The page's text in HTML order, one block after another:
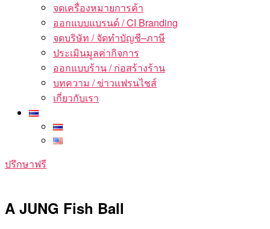
จดเครื่องหมายการค้า
ออกแบบแบรนด์ / CI Branding
จดบริษัท / จัดทำบัญชี–ภาษี
ประเมินมูลค่ากิจการ
ออกแบบร้าน / ก่อสร้างร้าน
บทความ / ข่าวแฟรนไชส์
เกี่ยวกับเรา
ปรึกษาฟรี
A JUNG Fish Ball